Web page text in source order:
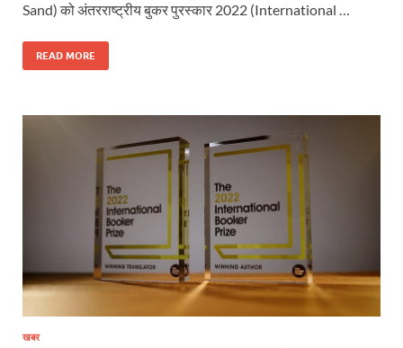
Sand) को अंतरराष्ट्रीय बुकर पुरस्कार 2022 (International …
READ MORE
खबर